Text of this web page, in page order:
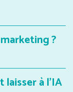
?
laisser à l'IA